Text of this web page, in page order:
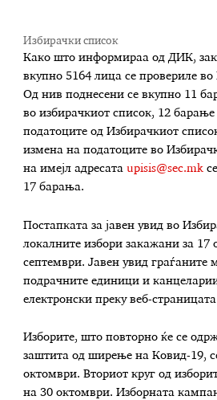
Избирачки список
Како што информираа од ДИК,
вкупно 5164 лица се провериле
Од нив поднесени се вкупно 11
во избирачкиот список, 12
податоците од Избирачкиот
измена на податоците во
на имејл адресатаupisis@sec.mk
17 барања.
Постапката за јавен увид во
локалните избори закажани за 17
септември. Јавен увид граѓаните
подрачните единици и
електронски преку веб-
Изборите, што повторно ќе се
заштита од ширење на Ковид-19,
октомври. Вториот круг од
на 30 октомври. Изборната